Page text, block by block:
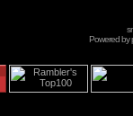
Powered by